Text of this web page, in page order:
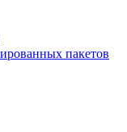
пакетов